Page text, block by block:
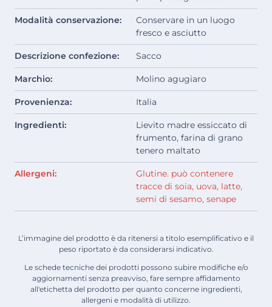
Modalità conservazione:
Conservare in un luogo
fresco e asciutto
Descrizione confezione: Sacco
Marchio: Molino agugiaro
Provenienza: Italia
Ingredienti:
Lievito madre essiccato di
frumento, farina di grano
tenero maltato
Allergeni:
Glutine. può contenere
tracce di soia, uova, latte,
semi di sesamo, senape
L’immagine del prodotto è da ritenersi a titolo esemplificativo e il
peso riportato è da considerarsi indicativo.
Le schede tecniche dei prodotti possono subire modifiche e/o
aggiornamenti senza preavviso, fare sempre affidamento
all'etichetta del prodotto per quanto concerne ingredienti,
allergeni e modalità di utilizzo.